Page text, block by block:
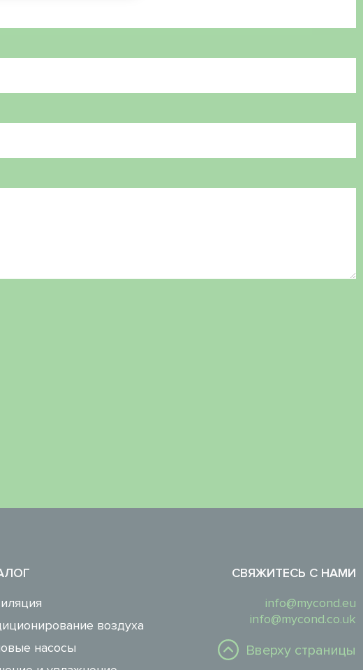
воздуха
насосы
СВЯЖИТЕСЬ С НАМИ
info@mycond.eu
info@mycond.co.uk
Вверху страницы